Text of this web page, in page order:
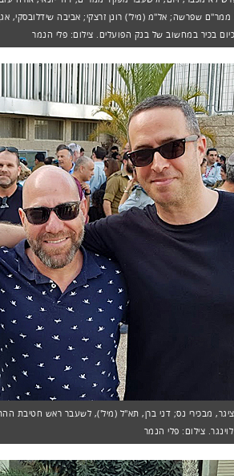
ממר"ם שפרשה; אל"מ (מיל') רונן זרצקי; אביבה שידלובסקי,
בכיר במחשוב של בנק הפועלים. צילום: פלי הנמר
מבכירי נס; דני ברן, תא"ל (מיל'), לשעבר ראש
צילום: פלי הנמר